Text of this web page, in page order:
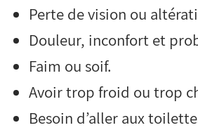
Perte de vision ou
Douleur, inconfort et
Faim ou soif.
Avoir trop froid ou trop
Besoin d’aller aux